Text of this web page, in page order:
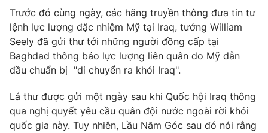
Thị trường
Tư vấn
Lịch phát sóng
Chuyên mục khác
Photo Infographic
Trước đó cùng ngày, các hãng truyền thông đưa tin tư
lệnh lực lượng đặc nhiệm Mỹ tại Iraq, tướng William
Seely đã gửi thư tới những người đồng cấp tại
Baghdad thông báo lực lượng liên quân do Mỹ dẫn
đầu chuẩn bị "di chuyển ra khỏi Iraq".
Lá thư được gửi một ngày sau khi Quốc hội Iraq thông
qua nghị quyết yêu cầu quân đội nước ngoài rời khỏi
quốc gia này. Tuy nhiên, Lầu Năm Góc sau đó nói rằng